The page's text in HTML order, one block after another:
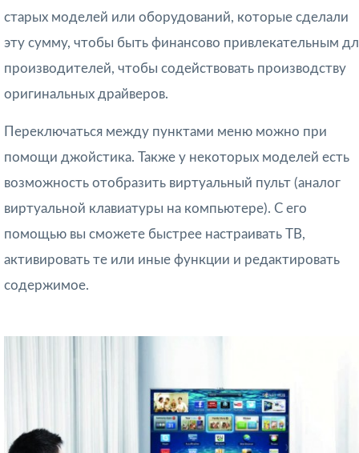
старых моделей или оборудований, которые сделали
эту сумму, чтобы быть финансово привлекательным
производителей, чтобы содействовать производству
оригинальных драйверов.
Переключаться между пунктами меню можно при
помощи джойстика. Также у некоторых моделей есть
возможность отобразить виртуальный пульт (аналог
виртуальной клавиатуры на компьютере). С его
помощью вы сможете быстрее настраивать ТВ,
активировать те или иные функции и редактировать
содержимое.